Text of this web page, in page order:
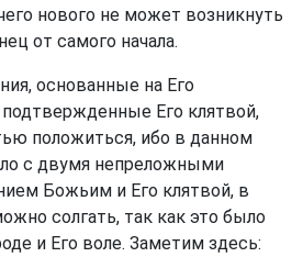
нового не может возникнуть
от самого начала.
основанные на Его
Его клятвой,
положиться, ибо в данном
с двумя непреложными
Божьим и Его клятвой, в
солгать, так как это было
и Его воле. Заметим здесь: